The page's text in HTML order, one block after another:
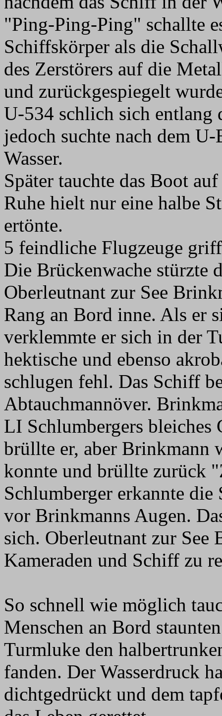
"Ping-Ping-Ping" schallte
Schiffskörper als die
des Zerstörers auf die
und zurückgespiegelt
U-534 schlich sich entlang
jedoch suchte nach dem
Wasser.
Später tauchte das Boot
Ruhe hielt nur eine halbe
ertönte.
5 feindliche Flugzeuge
Die Brückenwache stürzte
Oberleutnant zur See
Rang an Bord inne. Als er
verklemmte er sich in der
hektische und ebenso
schlugen fehl. Das Schiff
Abtauchmannöver.
LI Schlumbergers
brüllte er, aber Brinkmann
konnte und brüllte zurück
Schlumberger erkannte
vor Brinkmanns Augen.
sich. Oberleutnant zur
Kameraden und Schiff zu
So schnell wie möglich
Menschen an Bord
Turmluke den
fanden. Der Wasserdruck
dichtgedrückt und dem